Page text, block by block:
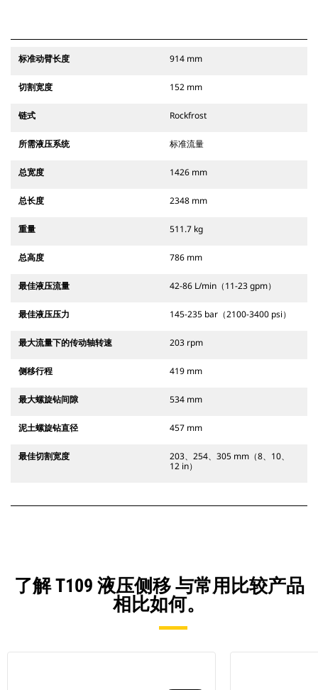
标准动臂长度 914 mm
切割宽度 152 mm
链式 Rockfrost
所需液压系统 标准流量
总宽度 1426 mm
总长度 2348 mm
重量 511.7 kg
总高度 786 mm
最佳液压流量 42-86 L/min（11-23 gpm）
最佳液压压力 145-235 bar（2100-3400 psi）
最大流量下的传动轴转速 203 rpm
侧移行程 419 mm
最大螺旋钻间隙 534 mm
泥土螺旋钻直径 457 mm
最佳切割宽度
203、254、305 mm（8、10、
12 in）
了解 T109 液压侧移 与常用比较产品
相比如何。